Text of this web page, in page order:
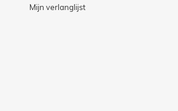
Mijn verlanglijst